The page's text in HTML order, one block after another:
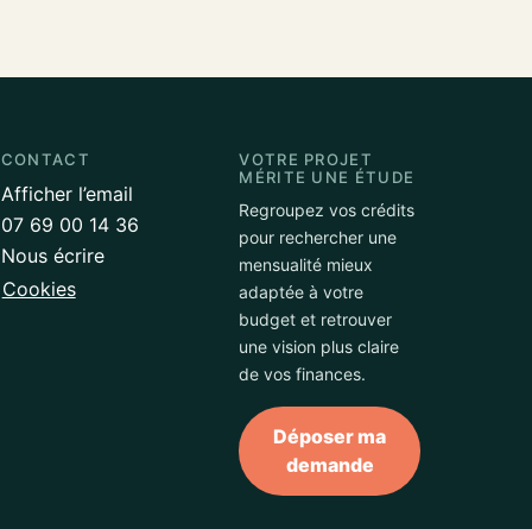
CONTACT
Afficher l’email
07 69 00 14 36
Nous écrire
Cookies
VOTRE PROJET
MÉRITE UNE ÉTUDE
Regroupez vos crédits
pour rechercher une
mensualité mieux
adaptée à votre
budget et retrouver
une vision plus claire
de vos finances.
Déposer ma
demande